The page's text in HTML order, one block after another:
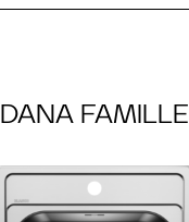
DANA FAMILLE